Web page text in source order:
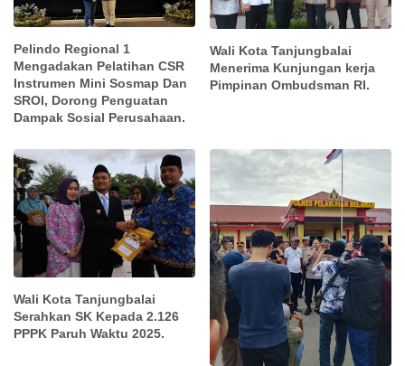
Pelindo Regional 1
Mengadakan Pelatihan CSR
Instrumen Mini Sosmap Dan
SROI, Dorong Penguatan
Dampak Sosial Perusahaan.
Wali Kota Tanjungbalai
Menerima Kunjungan kerja
Pimpinan Ombudsman RI.
Wali Kota Tanjungbalai
Serahkan SK Kepada 2.126
PPPK Paruh Waktu 2025.